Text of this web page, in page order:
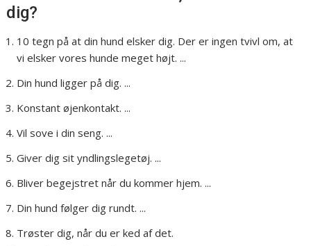
dig?
10 tegn på at din hund elsker dig. Der er ingen tvivl om, at
vi elsker vores hunde meget højt. ...
Din hund ligger på dig. ...
Konstant øjenkontakt. ...
Vil sove i din seng. ...
Giver dig sit yndlingslegetøj. ...
Bliver begejstret når du kommer hjem. ...
Din hund følger dig rundt. ...
Trøster dig, når du er ked af det.